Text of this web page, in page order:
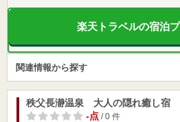
楽天トラベルの宿泊
関連情報から探す
秩父長瀞温泉 大人の隠れ癒し宿
-点/ 0 件